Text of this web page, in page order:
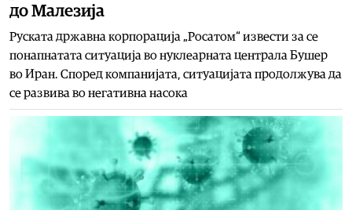
до Малезија
Руската државна корпорација „Росатом“ извести за се
понапнатата ситуација во нуклеарната централа Бушер
во Иран. Според компанијата, ситуацијата продолжува да
се развива во негативна насока